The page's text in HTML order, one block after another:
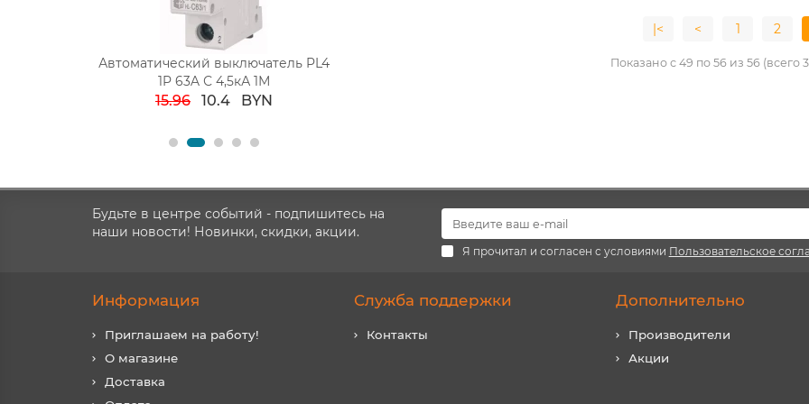
Блок комбинированный БКВР 1-но
кл. выкл + розетка 2П+З с з/ш TDM
5.57 3.12 BYN
Ультратонкая светодиодная
|< < 1 2
Показано с 49 по 56 из 56 (всего
Будьте в центре событий - подпишитесь на
наши новости! Новинки, скидки, акции.
Я прочитал и согласен с условиями Пользовательское
Информация
Приглашаем на работу!
О магазине
Доставка
Служба поддержки
Контакты
Дополнительно
Производители
Акции